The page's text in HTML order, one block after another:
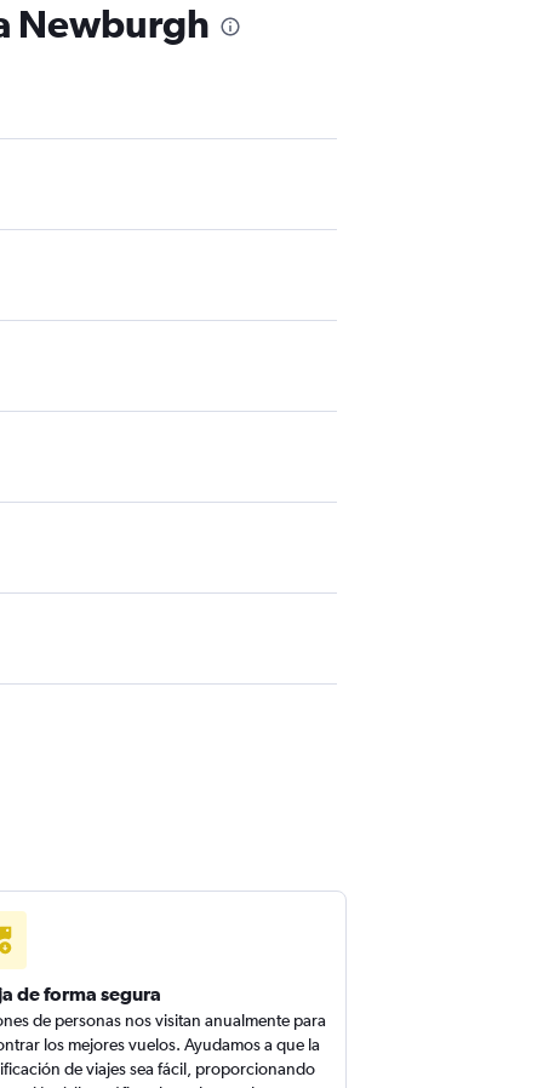
Newburgh
de forma segura
de personas nos visitan anualmente para
los mejores vuelos. Ayudamos a que la
de viajes sea fácil, proporcionando